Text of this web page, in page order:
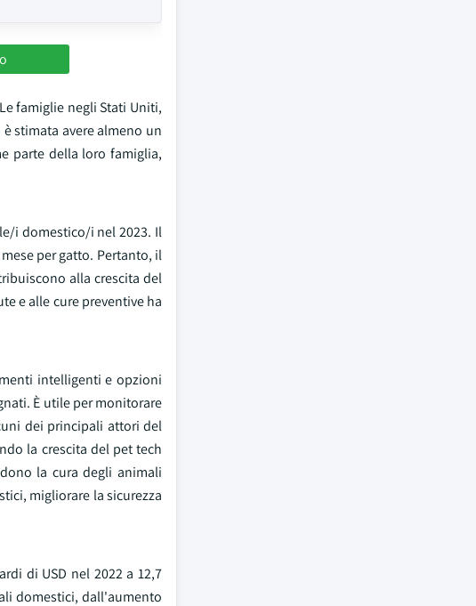
famiglie negli Stati Uniti,
stimata avere almeno un
parte della loro famiglia,
i domestico/i nel 2023. Il
per gatto. Pertanto, il
alla crescita del
e alle cure preventive ha
intelligenti e opzioni
È utile per monitorare
dei principali attori del
la crescita del pet tech
la cura degli animali
migliorare la sicurezza
di USD nel 2022 a 12,7
domestici, dall'aumento